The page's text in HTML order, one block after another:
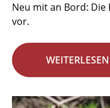
Neu mit an Bord:
vor.
WEITERLESEN